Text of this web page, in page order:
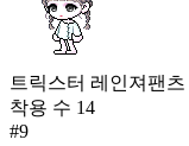
트릭스터 레인져팬츠
착용 수 14
#9